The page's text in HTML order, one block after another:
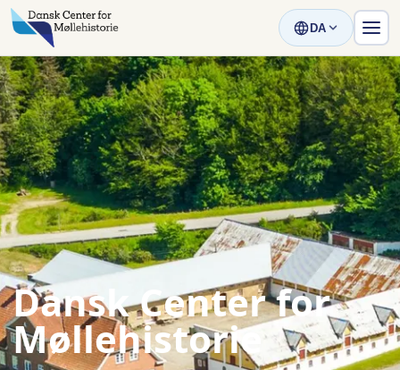
DA
Dansk Center for
Møllehistorie